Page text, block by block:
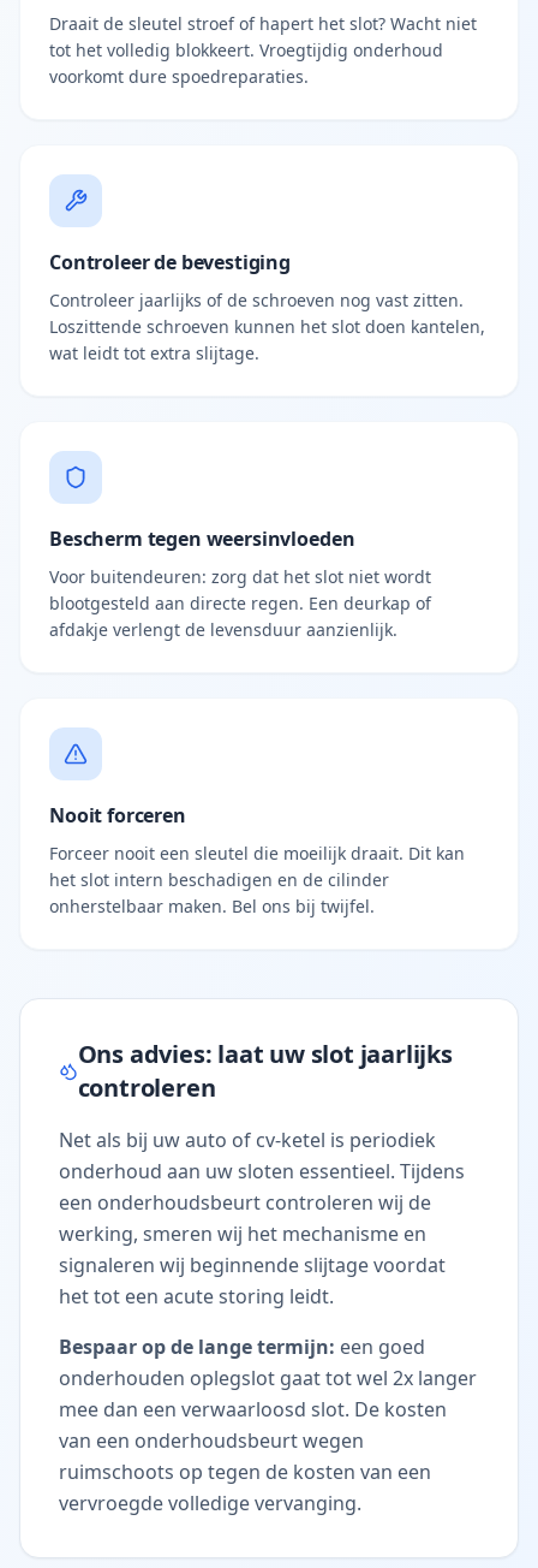
Draait de sleutel stroef of hapert het slot? Wacht niet
tot het volledig blokkeert. Vroegtijdig onderhoud
voorkomt dure spoedreparaties.
Controleer de bevestiging
Controleer jaarlijks of de schroeven nog vast zitten.
Loszittende schroeven kunnen het slot doen kantelen,
wat leidt tot extra slijtage.
Bescherm tegen weersinvloeden
Voor buitendeuren: zorg dat het slot niet wordt
blootgesteld aan directe regen. Een deurkap of
afdakje verlengt de levensduur aanzienlijk.
Nooit forceren
Forceer nooit een sleutel die moeilijk draait. Dit kan
het slot intern beschadigen en de cilinder
onherstelbaar maken. Bel ons bij twijfel.
Ons advies: laat uw slot jaarlijks
controleren
Net als bij uw auto of cv-ketel is periodiek
onderhoud aan uw sloten essentieel. Tijdens
een onderhoudsbeurt controleren wij de
werking, smeren wij het mechanisme en
signaleren wij beginnende slijtage voordat
het tot een acute storing leidt.
Bespaar op de lange termijn: een goed
onderhouden oplegslot gaat tot wel 2x langer
mee dan een verwaarloosd slot. De kosten
van een onderhoudsbeurt wegen
ruimschoots op tegen de kosten van een
vervroegde volledige vervanging.